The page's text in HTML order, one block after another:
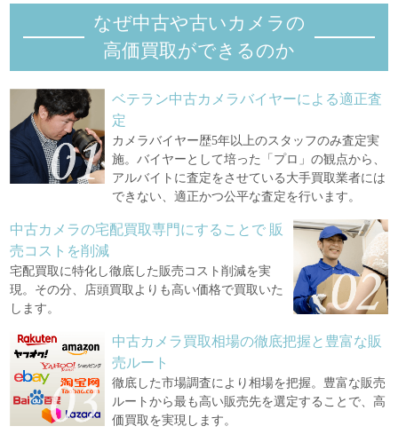
なぜ中古や古いカメラの
高価買取ができるのか
ベテラン中古カメラバイヤーによる適正査
定
カメラバイヤー歴5年以上のスタッフのみ査定実
施。バイヤーとして培った「プロ」の観点から、
アルバイトに査定をさせている大手買取業者には
できない、適正かつ公平な査定を行います。
中古カメラの宅配買取専門にすることで 販
売コストを削減
宅配買取に特化し徹底した販売コスト削減を実
現。その分、店頭買取よりも高い価格で買取いた
します。
中古カメラ買取相場の徹底把握と豊富な販
売ルート
徹底した市場調査により相場を把握。豊富な販売
ルートから最も高い販売先を選定することで、高
価買取を実現します。